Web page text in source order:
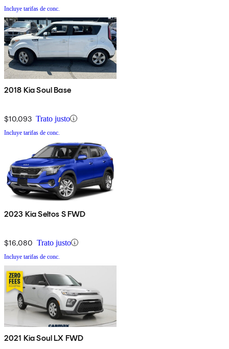
Incluye tarifas de conc.
2018 Kia Soul Base
$10,093 Trato justo
Incluye tarifas de conc.
2023 Kia Seltos S FWD
$16,080 Trato justo
Incluye tarifas de conc.
2021 Kia Soul LX FWD